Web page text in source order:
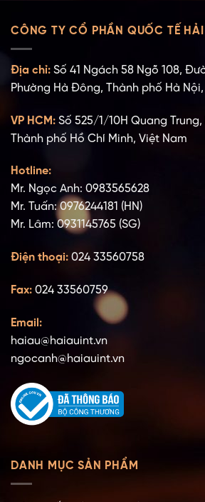
CÔNG TY CỔ PHẦN QUỐC TẾ
Địa chỉ: Số 41 Ngách 58 Ngõ 108,
Phường Hà Đông, Thành phố Hà
VP HCM: Số 525/1/10H Quang
Thành phố Hồ Chí Minh, Việt Nam
Hotline:
Mr. Ngọc Anh: 0983565628
Mr. Tuấn: 0976244181 (HN)
Mr. Lâm: 0931145765 (SG)
Điện thoại: 024 33560758
Fax: 024 33560759
Email:
haiau@haiauint.vn
ngocanh@haiauint.vn
DANH MỤC SẢN PHẨM